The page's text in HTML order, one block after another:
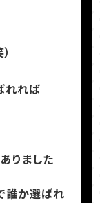
れれば
りました
誰か選ばれ